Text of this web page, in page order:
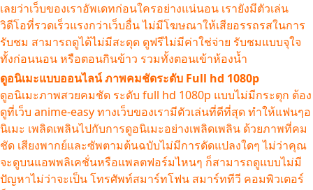
เลยว่าเว็บของเราอัพเดทก่อนใครอย่างแน่นอน เรายังมีตัวเล่น
วิดีโอที่รวดเร็วแรงกว่าเว็บอื่น ไม่มีโฆษณาให้เสียอรรถรสในการ
รับชม สามารถดูได้ไม่มีสะดุด ดูฟรีไม่มีค่าใช่จ่าย รับชมแบบจุใจ
ทั้งก่อนนอน หรือตอนกินข้าว รวมทั้งตอนเข้าห้องน้ำ
ดูอนิเมะแบบออนไลน์ ภาพคมชัดระดับ Full hd 1080p
ดูอนิเมะภาพสวยคมชัด ระดับ full hd 1080p แบบไม่มีกระตุก ต้อง
ดูที่เว็บ anime-easy ทางเว็บของเรามีตัวเล่นที่ดีที่สุด ทำให้แฟนๆอ
นิเมะ เพลิดเพลินไปกับการดูอนิเมะอย่างเพลิดเพลิน ด้วยภาพที่คม
ชัด เสียงพากย์และซัพตามต้นฉบับไม่มีการดัดแปลงใดๆ ไม่ว่าคุณ
จะดูบนแอพพลิเคชั่นหรือแพลตฟอร์มไหนๆ ก็สามารถดูแบบไม่มี
ปัญหาไม่ว่าจะเป็น โทรศัพท์สมาร์ทโฟน สมาร์ททีวี คอมพิวเตอร์